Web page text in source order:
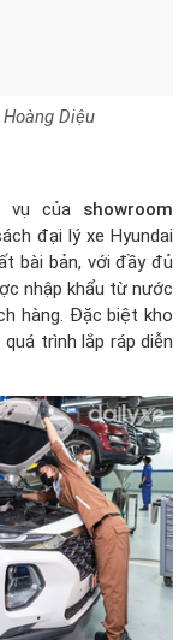
Diệu
vụ của showroom
đại lý xe Hyundai
bài bản, với đầy đủ
nhập khẩu từ nước
hàng. Đặc biệt kho
trình lắp ráp diễn